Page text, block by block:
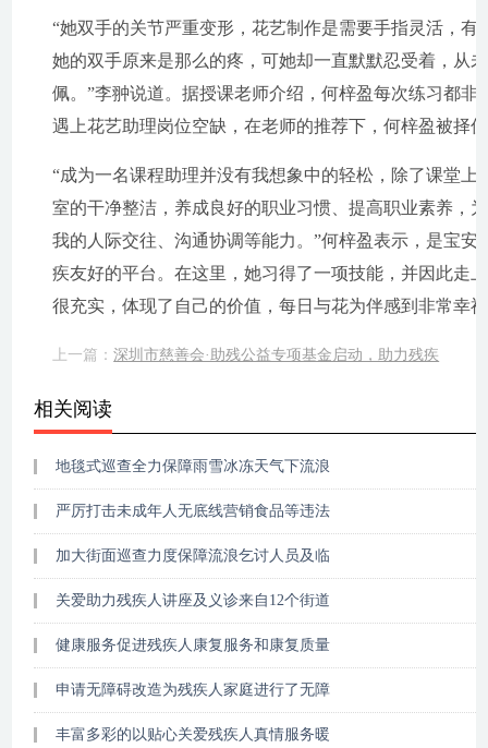
“她双手的关节严重变形，花艺制作是需要手指灵活，
她的双手原来是那么的疼，可她却一直默默忍受着，从
佩。”李翀说道。据授课老师介绍，何梓盈每次练习都
遇上花艺助理岗位空缺，在老师的推荐下，何梓盈被择
“成为一名课程助理并没有我想象中的轻松，除了课堂
室的干净整洁，养成良好的职业习惯、提高职业素养，
我的人际交往、沟通协调等能力。”何梓盈表示，是宝
疾友好的平台。在这里，她习得了一项技能，并因此走
很充实，体现了自己的价值，每日与花为伴感到非常幸
上一篇：深圳市慈善会·助残公益专项基金启动，助力残疾
相关阅读
地毯式巡查全力保障雨雪冰冻天气下流浪
严厉打击未成年人无底线营销食品等违法
加大街面巡查力度保障流浪乞讨人员及临
关爱助力残疾人讲座及义诊来自12个街道
健康服务促进残疾人康复服务和康复质量
申请无障碍改造为残疾人家庭进行了无障
丰富多彩的以贴心关爱残疾人真情服务暖